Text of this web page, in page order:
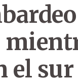
el sur